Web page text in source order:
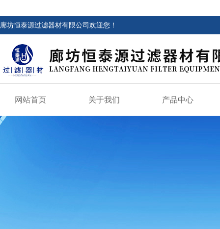
廊坊恒泰源过滤器材有限公司欢迎您！
网站首页 关于我们 产品中心